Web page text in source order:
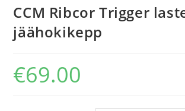
CCM Ribcor Trigger
jäähokikepp
€69.00